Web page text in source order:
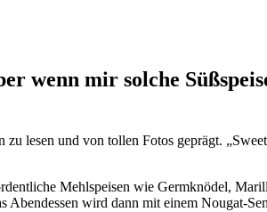
wenn mir solche
zu lesen und von tollen Fotos geprägt.
Mehlspeisen wie Germknödel,
wird dann mit einem Nougat-